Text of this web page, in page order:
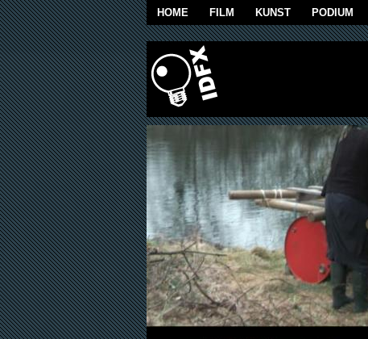
Overslaan en naar de algemene inhoud gaan
HOME FILM KUNST PODIUM